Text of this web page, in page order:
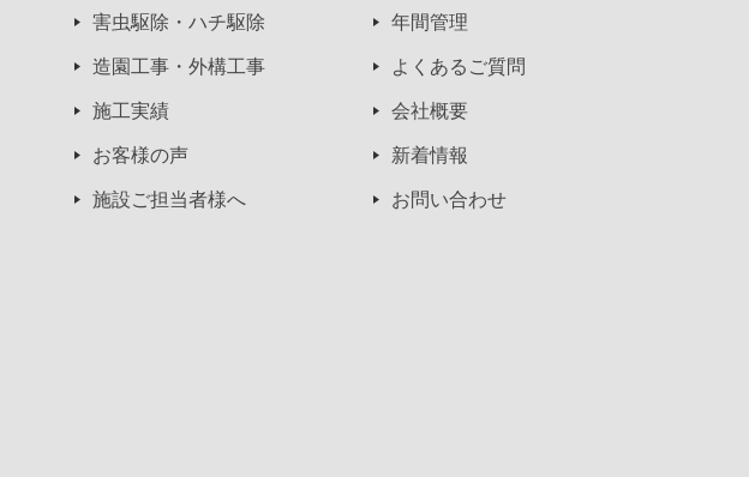
害虫駆除・ハチ駆除
造園工事・外構工事
施工実績
お客様の声
施設ご担当者様へ
年間管理
よくあるご質問
会社概要
新着情報
お問い合わせ